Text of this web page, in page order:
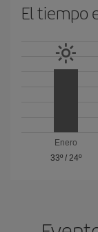
El tiempo
Enero
33º/ 24º